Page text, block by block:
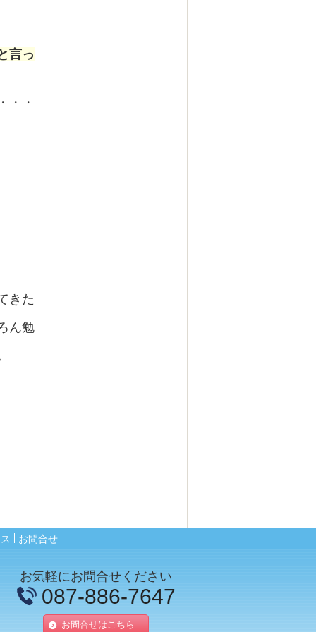
言っ
・・
きた
ん勉
お問合せ
お気軽にお問合せください
087-886-7647
お問合せはこちら